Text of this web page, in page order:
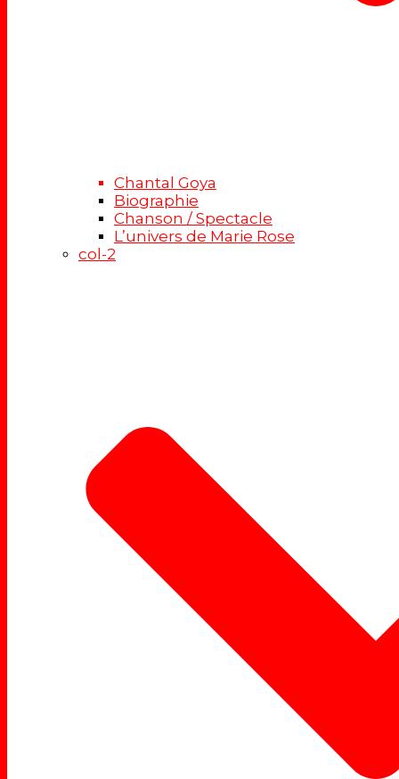
Chantal Goya
Biographie
Chanson / Spectacle
L’univers de Marie Rose
col-2